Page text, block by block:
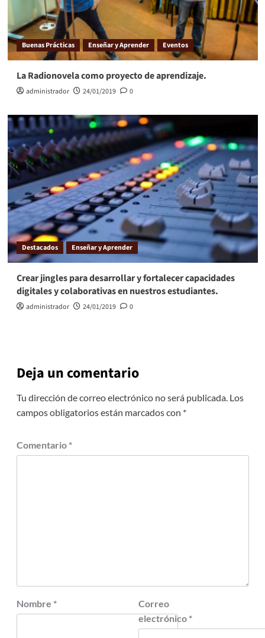
Buenas Prácticas Enseñar y Aprender Eventos
La Radionovela como proyecto de aprendizaje.
administrador 24/01/2019 0
Destacados Enseñar y Aprender
Crear jingles para desarrollar y fortalecer capacidades
digitales y colaborativas en nuestros estudiantes.
administrador 24/01/2019 0
Deja un comentario
Tu dirección de correo electrónico no será publicada. Los
campos obligatorios están marcados con *
Comentario *
Nombre *
Correo
electrónico *